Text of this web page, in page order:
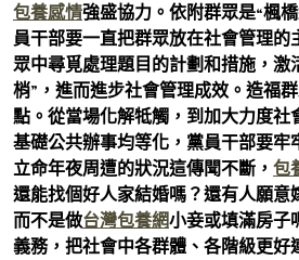
包養感情強盛協力。依附群眾是“楓
員干部要一直把群眾放在社會管理的
眾中尋覓處理題目的計劃和措施，激
梢”，進而進步社會管理成效。造福
點。從當場化解牴觸，到加大力度社
基礎公共辦事均等化，黨員干部要牢
立命年夜周遭的狀況這傳聞不斷， 包
還能找個好人家結婚嗎？還有人願意
而不是做台灣包養網小妾或填滿房子
義務，把社會中各群體、各階級更好